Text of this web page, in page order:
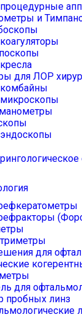
и
для ЛОР
для
для
пробных линз